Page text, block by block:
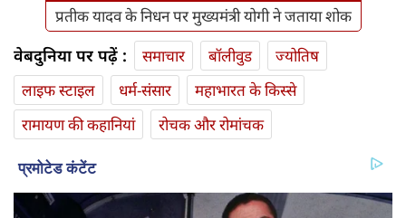
प्रतीक यादव के निधन पर मुख्यमंत्री योगी ने जताया शोक
वेबदुनिया पर पढ़ें : समाचार बॉलीवुड
ज्योतिष
लाइफ स्‍टाइल
धर्म-संसार
महाभारत के किस्से
रामायण की कहानियां
रोचक और रोमांचक